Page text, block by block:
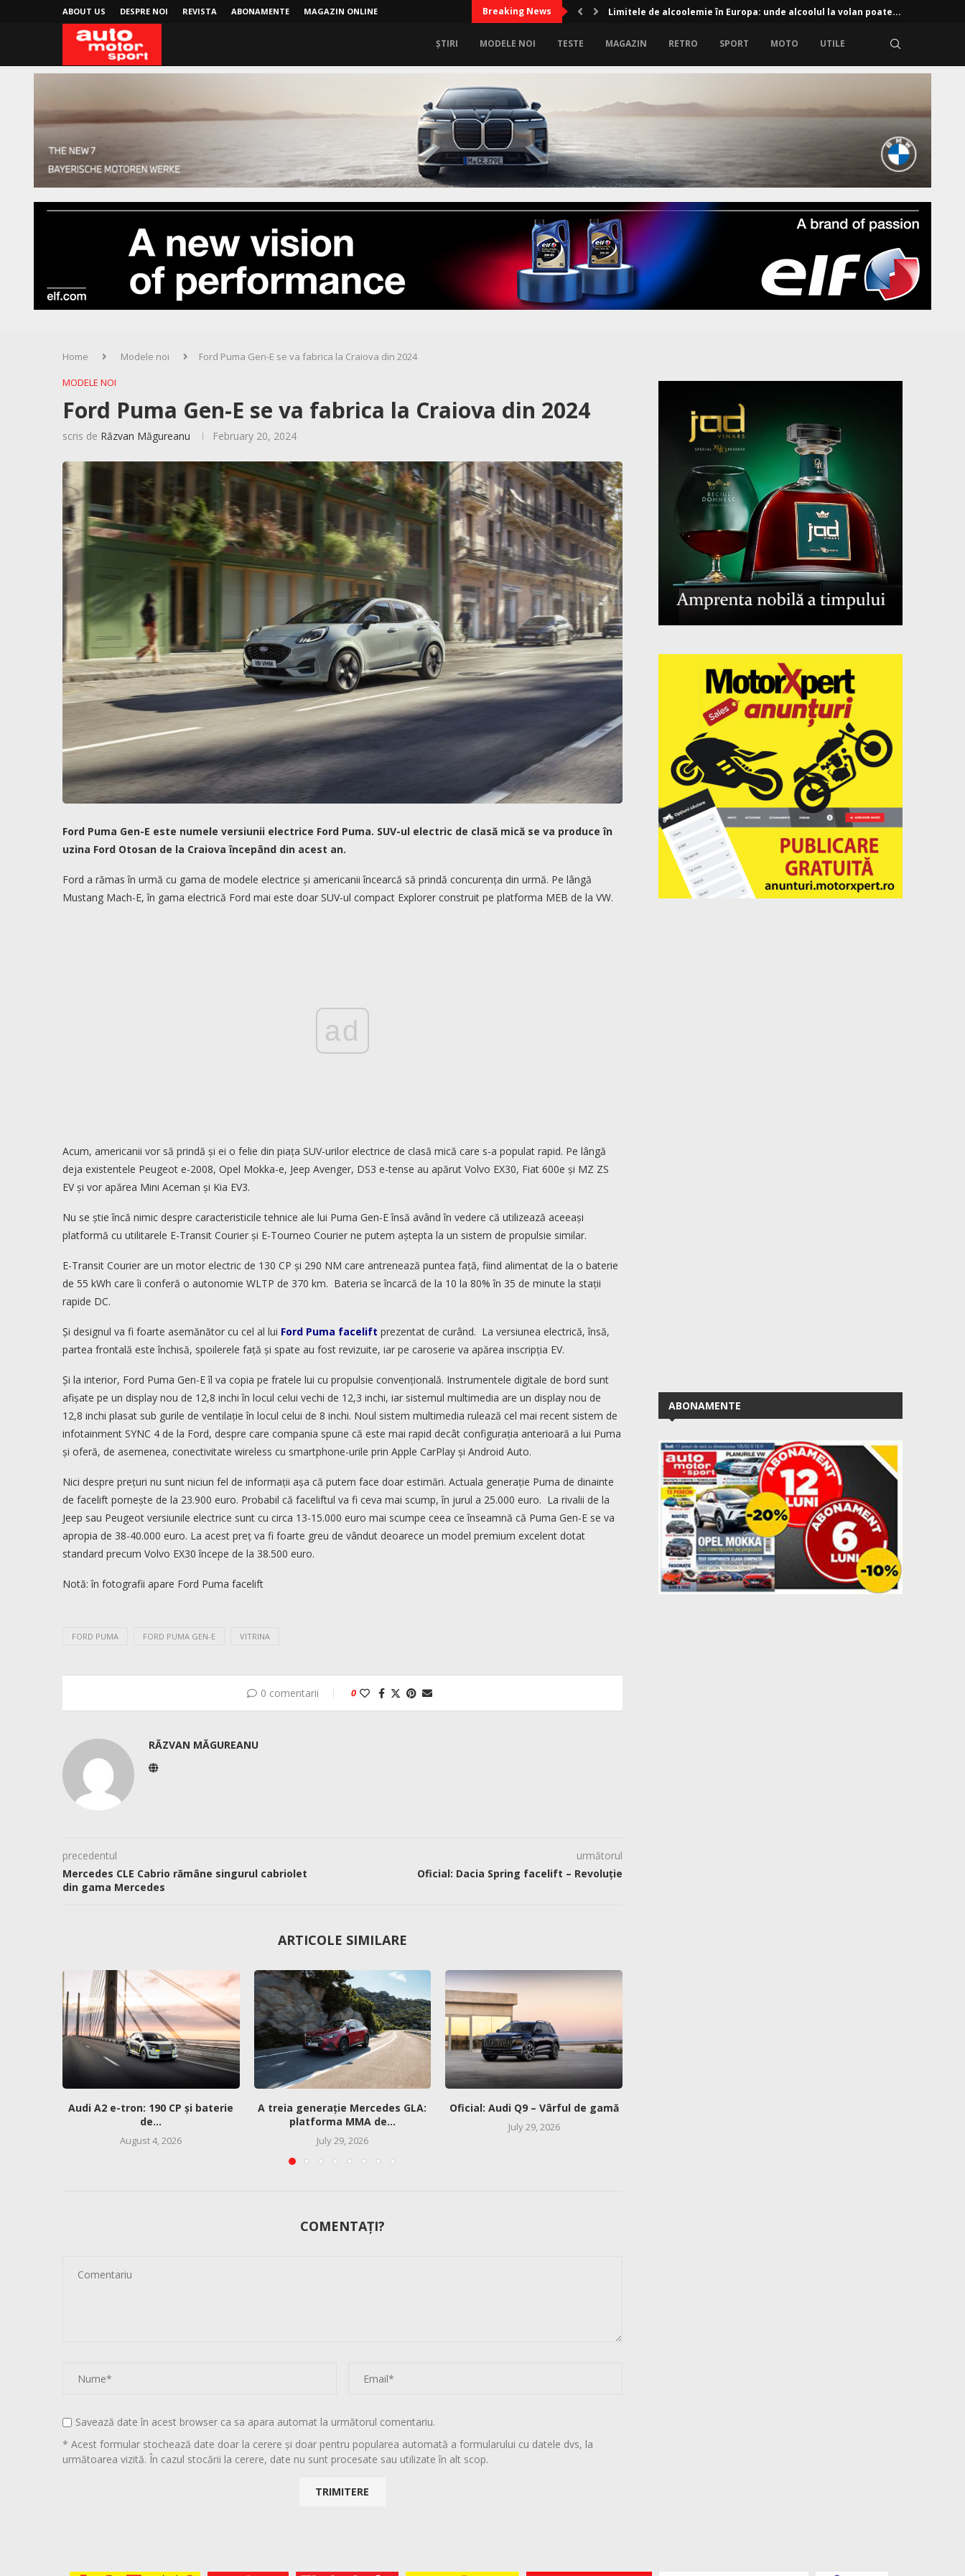
ABOUT US DESPRE NOI REVISTA ABONAMENTE MAGAZIN ONLINE Breaking News Limitele de alcoolemie în Europa: unde alcoolul la volan poate...
ȘTIRI MODELE NOI TESTE MAGAZIN RETRO SPORT MOTO UTILE
Home Modele noi
Ford Puma Gen-E se va fabrica la Craiova din 2024
MODELE NOI
Ford Puma Gen-E se va fabrica la Craiova din 2024
scris de Răzvan Măgureanu February 20, 2024
Ford Puma Gen-E este numele versiunii electrice Ford Puma. SUV-ul electric de clasă mică se va produce în
uzina Ford Otosan de la Craiova începând din acest an.
Ford a rămas în urmă cu gama de modele electrice și americanii încearcă să prindă concurența din urmă. Pe lângă
Mustang Mach-E, în gama electrică Ford mai este doar SUV-ul compact Explorer construit pe platforma MEB de la VW.
ad
Acum, americanii vor să prindă și ei o felie din piața SUV-urilor electrice de clasă mică care s-a populat rapid. Pe lângă
deja existentele Peugeot e-2008, Opel Mokka-e, Jeep Avenger, DS3 e-tense au apărut Volvo EX30, Fiat 600e și MZ ZS
EV și vor apărea Mini Aceman și Kia EV3.
Nu se știe încă nimic despre caracteristicile tehnice ale lui Puma Gen-E însă având în vedere că utilizează aceeași
platformă cu utilitarele E-Transit Courier și E-Tourneo Courier ne putem aștepta la un sistem de propulsie similar.
E-Transit Courier are un motor electric de 130 CP și 290 NM care antrenează puntea față, fiind alimentat de la o baterie
de 55 kWh care îi conferă o autonomie WLTP de 370 km. Bateria se încarcă de la 10 la 80% în 35 de minute la stații
rapide DC.
Și designul va fi foarte asemănător cu cel al lui Ford Puma facelift prezentat de curând. La versiunea electrică, însă,
partea frontală este închisă, spoilerele față și spate au fost revizuite, iar pe caroserie va apărea inscripția EV.
Și la interior, Ford Puma Gen-E îl va copia pe fratele lui cu propulsie convențională. Instrumentele digitale de bord sunt
afișate pe un display nou de 12,8 inchi în locul celui vechi de 12,3 inchi, iar sistemul multimedia are un display nou de
12,8 inchi plasat sub gurile de ventilație în locul celui de 8 inchi. Noul sistem multimedia rulează cel mai recent sistem de
infotainment SYNC 4 de la Ford, despre care compania spune că este mai rapid decât configurația anterioară a lui Puma
și oferă, de asemenea, conectivitate wireless cu smartphone-urile prin Apple CarPlay și Android Auto.
Nici despre prețuri nu sunt niciun fel de informații așa că putem face doar estimări. Actuala generație Puma de dinainte
de facelift pornește de la 23.900 euro. Probabil că faceliftul va fi ceva mai scump, în jurul a 25.000 euro. La rivalii de la
Jeep sau Peugeot versiunile electrice sunt cu circa 13-15.000 euro mai scumpe ceea ce înseamnă că Puma Gen-E se va
apropia de 38-40.000 euro. La acest preț va fi foarte greu de vândut deoarece un model premium excelent dotat
standard precum Volvo EX30 începe de la 38.500 euro.
Notă: în fotografii apare Ford Puma facelift
FORD PUMA FORD PUMA GEN-E VITRINA
0 comentarii 0
RĂZVAN MĂGUREANU
precedentul
Mercedes CLE Cabrio rămâne singurul cabriolet
din gama Mercedes
următorul
Oficial: Dacia Spring facelift – Revoluție
ARTICOLE SIMILARE
Audi A2 e-tron: 190 CP și baterie
de...
August 4, 2026
A treia generație Mercedes GLA:
platforma MMA de...
July 29, 2026
Oficial: Audi Q9 – Vârful de gamă
July 29, 2026
COMENTAȚI?
Savează date în acest browser ca sa apara automat la următorul comentariu.
* Acest formular stochează date doar la cerere și doar pentru popularea automată a formularului cu datele dvs, la
următoarea vizită. În cazul stocării la cerere, date nu sunt procesate sau utilizate în alt scop.
ABONAMENTE